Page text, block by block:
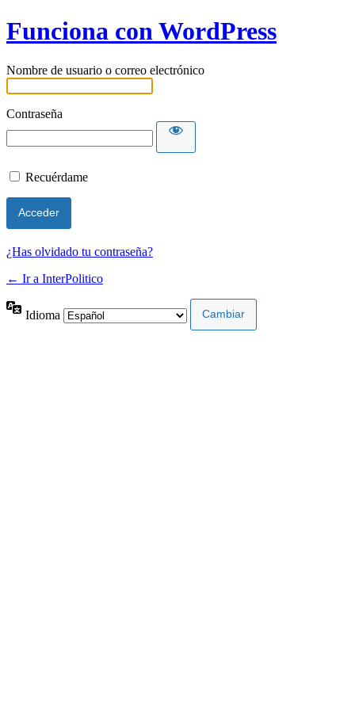
Funciona con WordPress
Nombre de usuario o correo electrónico
Contraseña
Recuérdame
¿Has olvidado tu contraseña?
← Ir a InterPolitico
Idioma